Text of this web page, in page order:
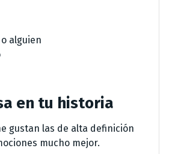
alguien
en tu historia
gustan las de alta definición
mucho mejor.